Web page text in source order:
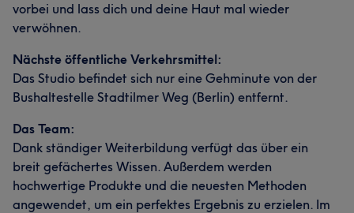
vorbei und lass dich und deine Haut mal wieder
verwöhnen.
Nächste öffentliche Verkehrsmittel:
Das Studio befindet sich nur eine Gehminute von der
Bushaltestelle Stadtilmer Weg (Berlin) entfernt.
Das Team:
Dank ständiger Weiterbildung verfügt das über ein
breit gefächertes Wissen. Außerdem werden
hochwertige Produkte und die neuesten Methoden
angewendet, um ein perfektes Ergebnis zu erzielen. Im